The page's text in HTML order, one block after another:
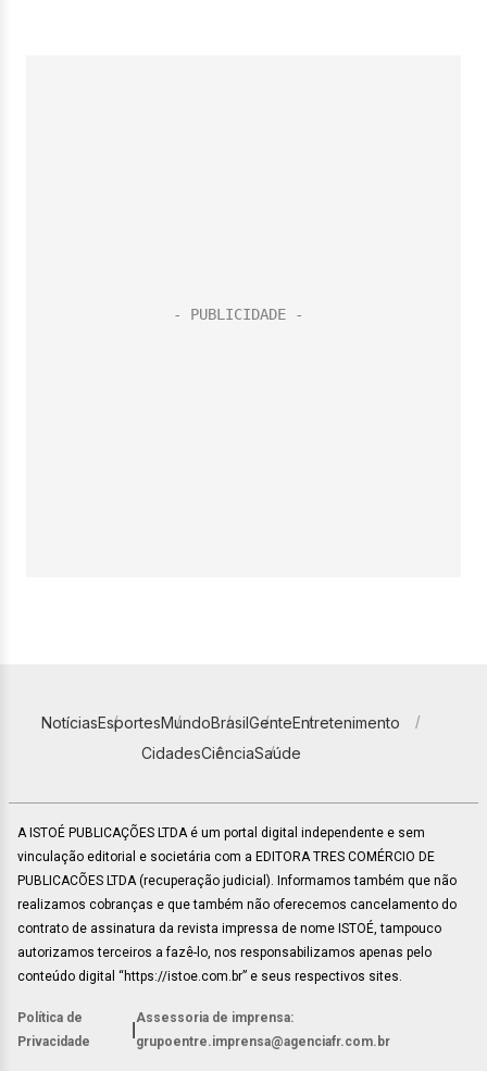
NotíciasEsportesMundoBrasilGenteEntretenimento
CidadesCiênciaSaúde
A ISTOÉ PUBLICAÇÕES LTDA é um portal digital independente e sem
vinculação editorial e societária com a EDITORA TRES COMÉRCIO DE
PUBLICACÕES LTDA (recuperação judicial). Informamos também que não
realizamos cobranças e que também não oferecemos cancelamento do
contrato de assinatura da revista impressa de nome ISTOÉ, tampouco
autorizamos terceiros a fazê-lo, nos responsabilizamos apenas pelo
conteúdo digital “https://istoe.com.br” e seus respectivos sites.
Política de
Privacidade
Assessoria de imprensa:
grupoentre.imprensa@agenciafr.com.br